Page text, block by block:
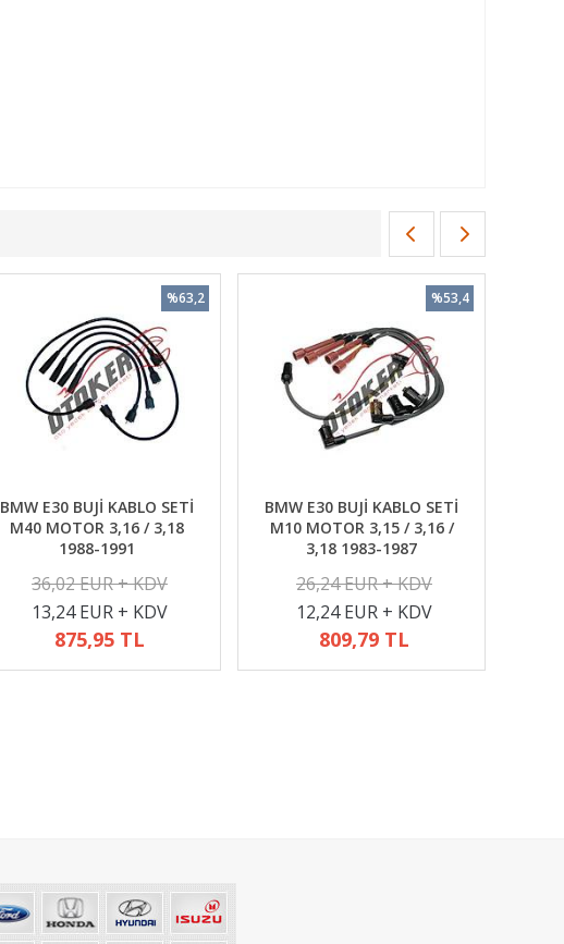
BMW E30 BUJİ KABLO SETİ
M40 MOTOR 3,16 / 3,18
1988-1991
36,02 EUR + KDV
13,24 EUR + KDV
875,95 TL
%63,2
BMW E30 BUJİ KABLO SETİ
M10 MOTOR 3,15 / 3,16 /
3,18 1983-1987
26,24 EUR + KDV
12,24 EUR + KDV
809,79 TL
%53,4